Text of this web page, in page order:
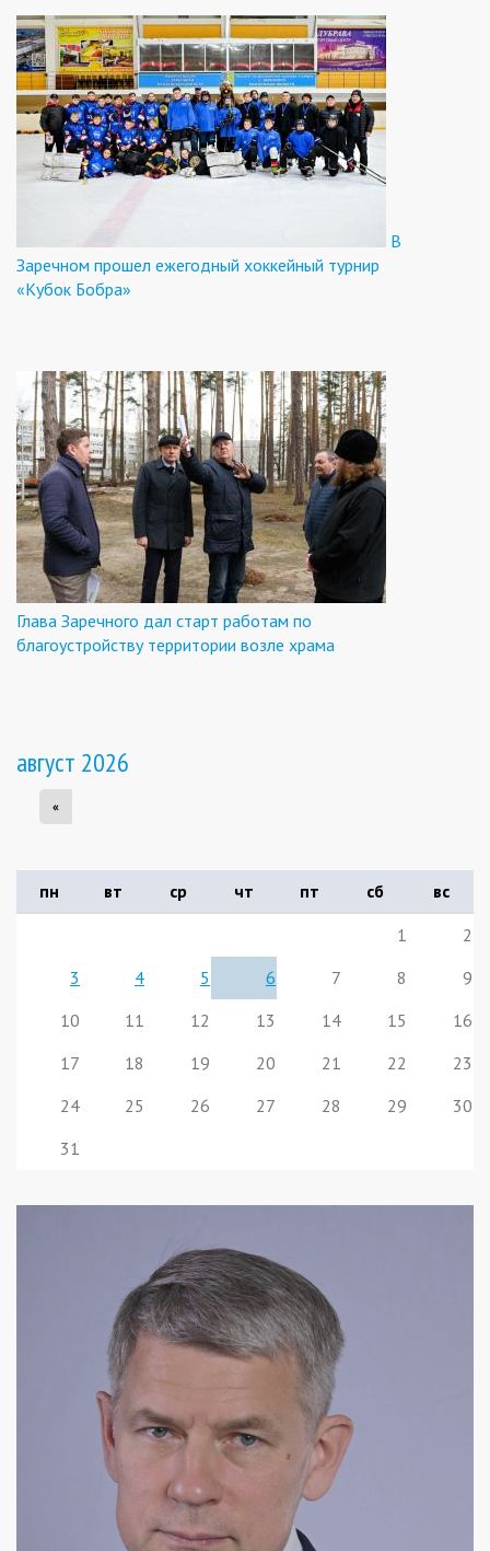
В
Заречном прошел ежегодный хоккейный турнир
«Кубок Бобра»
Глава Заречного дал старт работам по
благоустройству территории возле храма
август 2026
«
пн вт ср чт пт сб
вс
1
2
3
4 5 6 7 8
9
10
11 12 13 14 15
16
17
18 19 20 21 22
23
24
25 26 27 28 29
30
31